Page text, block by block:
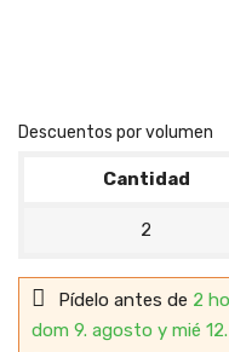
Descuentos por volumen
Cantidad
2
Pídelo antes de 2
dom 9. agosto y mié